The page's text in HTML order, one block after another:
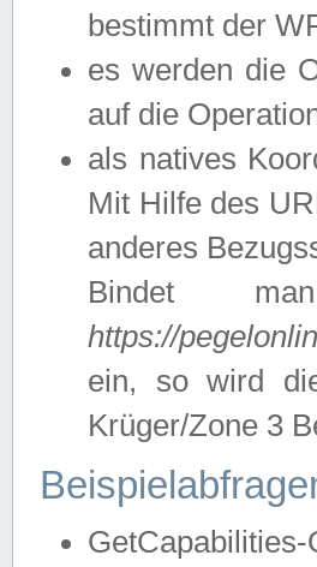
bestimmt der
es werden die
auf die
als natives
Mit Hilfe des
anderes
Bindet
https://
ein, so wird
Krüger/Zone 3